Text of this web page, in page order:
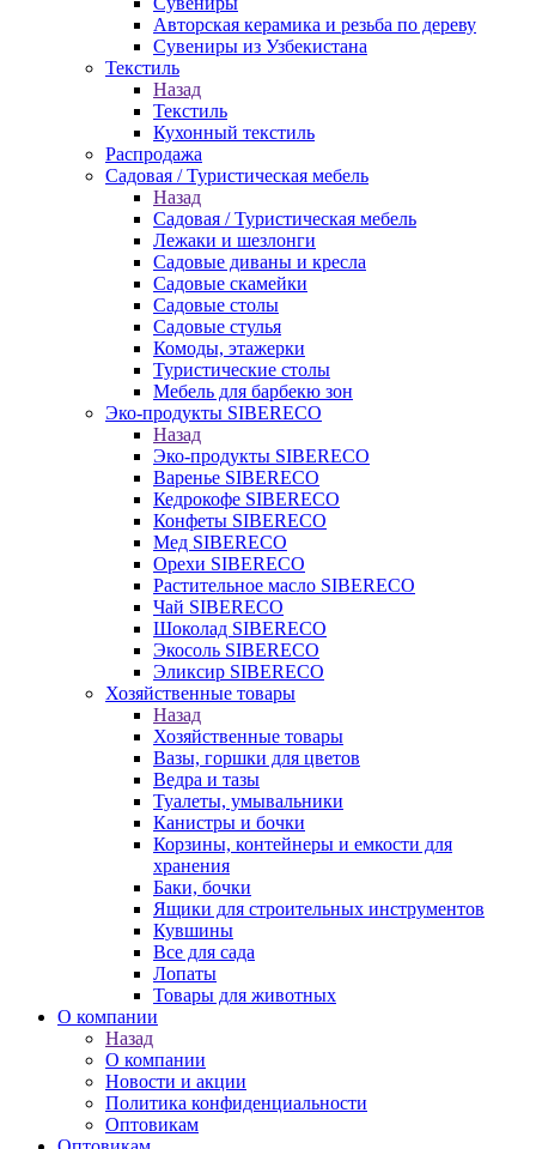
Авторская керамика и резьба по дереву
Сувениры из Узбекистана
Текстиль
Назад
Текстиль
Кухонный текстиль
Распродажа
Садовая / Туристическая мебель
Назад
Садовая / Туристическая мебель
Лежаки и шезлонги
Садовые диваны и кресла
Садовые скамейки
Садовые столы
Садовые стулья
Комоды, этажерки
Туристические столы
Мебель для барбекю зон
Эко-продукты SIBERECO
Назад
Эко-продукты SIBERECO
Варенье SIBERECO
Кедрокофе SIBERECO
Конфеты SIBERECO
Мед SIBERECO
Орехи SIBERECO
Растительное масло SIBERECO
Чай SIBERECO
Шоколад SIBERECO
Экосоль SIBERECO
Эликсир SIBERECO
Хозяйственные товары
Назад
Хозяйственные товары
Вазы, горшки для цветов
Ведра и тазы
Туалеты, умывальники
Канистры и бочки
Корзины, контейнеры и емкости для
хранения
Баки, бочки
Ящики для строительных инструментов
Кувшины
Все для сада
Лопаты
Товары для животных
О компании
Назад
О компании
Новости и акции
Политика конфиденциальности
Оптовикам